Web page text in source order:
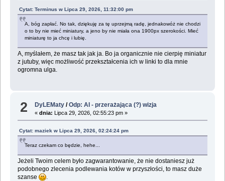
Cytat: Terminus w Lipca 29, 2026, 11:32:00 pm
A, bóg zapłać. No tak, dziękuję za tę uprzejmą radę, jednakowóż nie chodzi
o to by nie mieć miniatury, a jeno by nie miała ona 1900px szerokości. Mieć
miniaturę to ja chcę i lubię.
A, myślałem, że masz tak jak ja. Bo ja organicznie nie cierpię miniatur
z jutuby, więc możliwość przekształcenia ich w linki to dla mnie
ogromna ulga.
2 DyLEMaty /Odp: AI - przerażająca (?) wizja
«dnia: Lipca 29, 2026, 02:55:23 pm »
Cytat: maziek w Lipca 29, 2026, 02:24:24 pm
Teraz czekam co będzie, hehe...
Jeżeli Twoim celem było zagwarantowanie, że nie dostaniesz już
podobnego zlecenia podlewania kotów w przyszłości, to masz duże
szanse
.